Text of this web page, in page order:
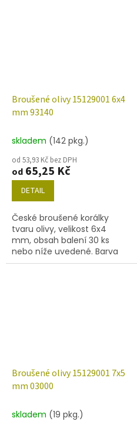
Broušené olivy 15129001 6x4
mm 93140
skladem (142 pkg.)
od 53,93 Kč bez DPH
od 65,25 Kč
DETAIL
České broušené korálky
tvaru olivy, velikost 6x4
mm, obsah balení 30 ks
nebo níže uvedené. Barva
korál
Broušené olivy 15129001 7x5
mm 03000
skladem (19 pkg.)